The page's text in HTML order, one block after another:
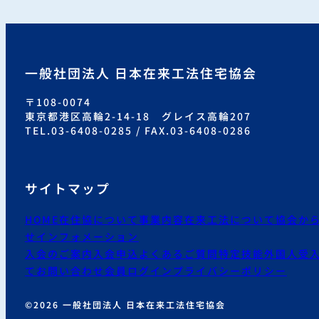
一般社団法人 日本在来工法住宅協会
〒108-0074
東京都港区高輪2-14-18 グレイス高輪207
TEL.03-6408-0285 / FAX.03-6408-0286
サイトマップ
HOME在住協について事業内容在来工法について協会か
せ インフォメーション
入会のご案内 入会申込 よくあるご質問特定技能外国人受
て お問い合わせ会員ログイン プライバシーポリシー
©2026 一般社団法人 日本在来工法住宅協会